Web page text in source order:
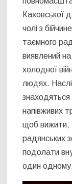
Каховської
чолі з
таємного
виявлений
холодної
людях.
знаходяться
напівживих
щоб вижити,
радянських
подолати
один